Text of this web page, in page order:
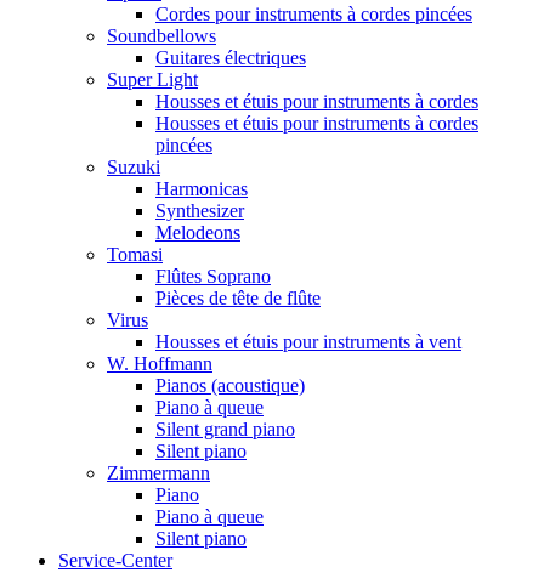
Cordes pour instruments à cordes pincées
Soundbellows
Guitares électriques
Super Light
Housses et étuis pour instruments à cordes
Housses et étuis pour instruments à cordes
pincées
Suzuki
Harmonicas
Synthesizer
Melodeons
Tomasi
Flûtes Soprano
Pièces de tête de flûte
Virus
Housses et étuis pour instruments à vent
W. Hoffmann
Pianos (acoustique)
Piano à queue
Silent grand piano
Silent piano
Zimmermann
Piano
Piano à queue
Silent piano
Service-Center